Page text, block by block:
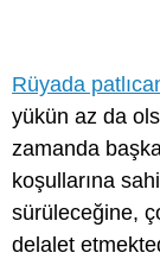
Rüyada
yükün az da
zamanda
koşullarına
sürüleceğine,
delalet